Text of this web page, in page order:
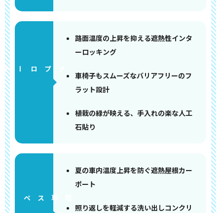
アプローチ
路面温度の上昇を抑える遮熱性インタ
ーロッキング
車椅子もスムーズなバリアフリーのフ
ラット設計
植栽の緑が映える、手入れの楽な人工
石貼り
夏の車内温度上昇を防ぐ遮熱屋根カー
ポート
照り返しを軽減する洗い出しコンクリ